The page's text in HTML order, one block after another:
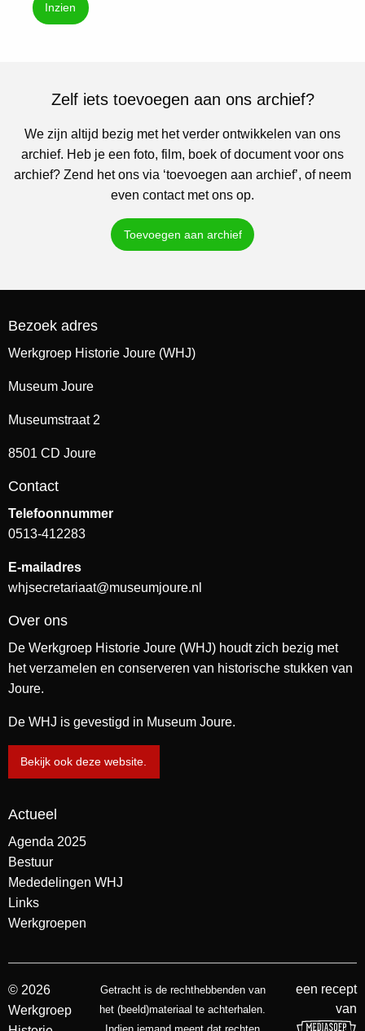
Inzien
Zelf iets toevoegen aan ons archief?
We zijn altijd bezig met het verder ontwikkelen van ons
archief. Heb je een foto, film, boek of document voor ons
archief? Zend het ons via ‘toevoegen aan archief’, of neem
even contact met ons op.
Toevoegen aan archief
Bezoek adres
Werkgroep Historie Joure (WHJ)
Museum Joure
Museumstraat 2
8501 CD Joure
Contact
Telefoonnummer
0513-412283
E-mailadres
whjsecretariaat@museumjoure.nl
Over ons
De Werkgroep Historie Joure (WHJ) houdt zich bezig met
het verzamelen en conserveren van historische stukken van
Joure.
De WHJ is gevestigd in Museum Joure.
Bekijk ook deze website.
Actueel
Agenda 2025
Bestuur
Mededelingen WHJ
Links
Werkgroepen
© 2026
Werkgroep
Getracht is de rechthebbenden van
het (beeld)materiaal te achterhalen.
een recept
van